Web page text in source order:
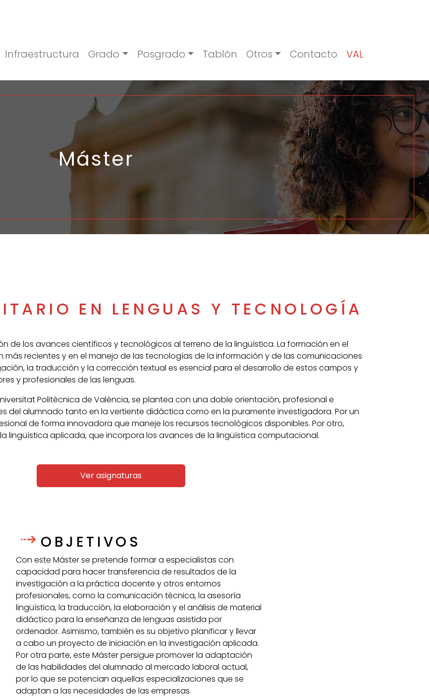
Infraestructura Grado Posgrado Tablón Otros Contacto VAL
Máster
EN LENGUAS Y TECNOLOGÍA
de los avances científicos y tecnológicos al terreno de la lingüística. La formación en el
recientes y en el manejo de las tecnologías de la información y de las comunicaciones
la traducción y la corrección textual es esencial para el desarrollo de estos campos y
y profesionales de las lenguas.
Politècnica de València, se plantea con una doble orientación, profesional e
del alumnado tanto en la vertiente didáctica como en la puramente investigadora. Por un
de forma innovadora que maneje los recursos tecnológicos disponibles. Por otro,
lingüística aplicada, que incorpora los avances de la lingüística computacional.
Ver asignaturas
OBJETIVOS
Con este Máster se pretende formar a especialistas con
capacidad para hacer transferencia de resultados de la
investigación a la práctica docente y otros entornos
profesionales, como la comunicación técnica, la asesoría
lingüística, la traducción, la elaboración y el análisis de material
didáctico para la enseñanza de lenguas asistida por
ordenador. Asimismo, también es su objetivo planificar y llevar
a cabo un proyecto de iniciación en la investigación aplicada.
Por otra parte, este Máster persigue promover la adaptación
de las habilidades del alumnado al mercado laboral actual,
por lo que se potencian aquellas especializaciones que se
adaptan a las necesidades de las empresas.